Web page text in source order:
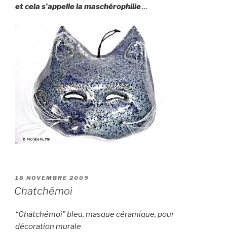
et cela s’appelle la maschérophilie…
PUBLIÉ
LE
18 NOVEMBRE 2009
Chatchémoi
“Chatchémoi” bleu, masque céramique, pour
décoration murale